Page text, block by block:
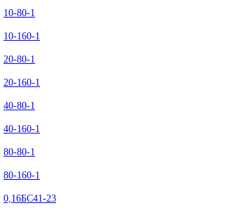
10-80-1
10-160-1
20-80-1
20-160-1
40-80-1
40-160-1
80-80-1
80-160-1
0,16БС41-23